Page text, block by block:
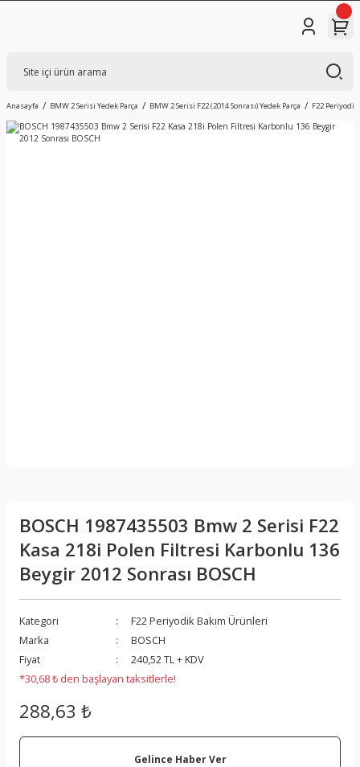
Anasayfa BMW 2 Serisi Yedek Parça BMW 2 Serisi F22 (2014 Sonrası) Yedek Parça F22
BOSCH 1987435503 Bmw 2 Serisi F22
Kasa 218i Polen Filtresi Karbonlu 136
Beygir 2012 Sonrası BOSCH
Kategori
F22 Periyodik Bakım Ürünleri
Marka
BOSCH
Fiyat
240,52 TL + KDV
*30,68 ₺ den başlayan taksitlerle!
288,63 ₺
Gelince Haber Ver